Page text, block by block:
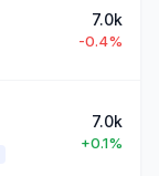
7.0k
-0.4%
7.0k
+0.1%